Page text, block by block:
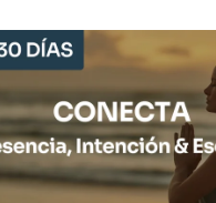
Además, este septiembre
nuevas meditaciones
,
el foco.
Te contaré cómo seguir el
detalle: allí encontrarás
levantarte y practicar con